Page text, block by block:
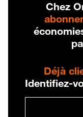
Chez
Déjà
Identifiez-